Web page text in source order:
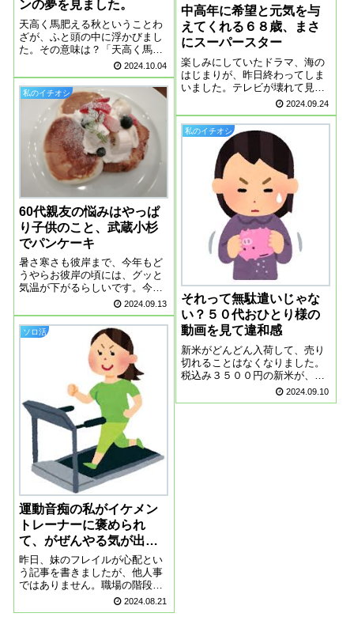
ンの夢を見ました。
天高く馬肥える秋ということわ
ざが、ふと頭の中に浮かびまし
た。その意味は？「天高く馬肥
ゆる秋」は、「空は澄み渡って
晴れ、馬が食欲を増し、肥えて
たくましくなるほど過ごしやす
い秋」を表現しており、「心身
ともに快適に暮らせる秋の気
候」を意味する。「...
2024.10.04
中高年に希望と元気を与
えてくれる６８歳、まさ
にスーパースター
楽しみにしていたドラマ、海の
はじまりが、昨日終わってしま
いました。テレビが壊れて見れ
ないので、パソコン上でTverで
見ました。ホントに便利な世の
中になったと思います。音のな
い世界が苦手で、パソコンで動
画を見ていますが、すごい！と
思った動画に...
2024.09.24
私のイチオシ
60代親友の悩みはやっぱ
り子供のこと、武蔵小杉
でパンケーキ
暑さ寒さも彼岸まで、今年もど
うやらお彼岸の頃には、グッと
気温が下がるらしいです。今は
もう暑くて、ちょっとの出かけ
ても汗だくになります。髪の毛
が汗でびしょびしょになると、
うねうねになってしまうのが、
現在の悩みであります。酷暑の
中、武蔵小杉でパ...
2024.09.13
私のイチオシ
それって無駄遣いじゃな
い？５０代おひとり様の
動画を見て違和感
新米がどんどん入荷して、売り
切れることはなくなりました。
税込み３５００円の新米が、売
れ残っているほど。そろそろ令
和の米騒動も終焉でしょうか。
2024.09.10
ソロ活
運動音痴の私がイケメン
トレーナーに褒められ
て、がぜんやる気が出
た！
昨日、妹のフレイルが心配とい
う記事を書きましたが、他人事
ではありません。職場の階段、
２階から４階まで行ったり来た
りしてますが、すぐに息切れ。
2024.08.21